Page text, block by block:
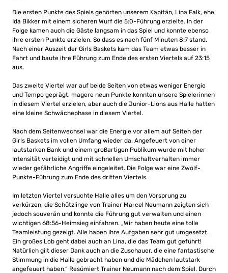
Die ersten Punkte des Spiels gehörten unserem Kapitän, Lina Falk, ehe
Ida Bikker mit einem sicheren Wurf die 5:0-Führung erzielte. In der
Folge kamen auch die Gäste langsam in das Spiel und konnte ebenso
ihre ersten Punkte erzielen. So dass es nach fünf Minuten 8:7 stand.
Nach einer Auszeit der Girls Baskets kam das Team etwas besser in
Fahrt und baute ihre Führung zum Ende des ersten Viertels auf 23:15
aus.
Das zweite Viertel war auf beide Seiten von etwas weniger Energie
und Tempo geprägt, magere neun Punkte konnten unsere Spielerinnen
in diesem Viertel erzielen, aber auch die Junior-Lions aus Halle hatten
eine kleine Schwächephase in diesem Viertel.
Nach dem Seitenwechsel war die Energie vor allem auf Seiten der
Girls Baskets im vollen Umfang wieder da. Angefeuert von einer
lautstarken Bank und einem großartigen Publikum wurde mit hoher
Intensität verteidigt und mit schnellen Umschaltverhalten immer
wieder gefährliche Angriffe eingeleitet. Die Folge war eine Zwölf-
Punkte-Führung zum Ende des dritten Viertels.
Im letzten Viertel versuchte Halle alles um den Vorsprung zu
verkürzen, die Schützlinge von Trainer Marcel Neumann zeigten sich
jedoch souverän und konnte die Führung gut verwalten und einen
wichtigen 68:56-Heimsieg einfahren. „Wir haben heute eine tolle
Teamleistung gezeigt. Alle haben ihre Aufgaben sehr gut umgesetzt.
Ein großes Lob geht dabei auch an Lina, die das Team gut geführt!
Natürlich gilt dieser Dank auch an die Zuschauer, die eine fantastische
Stimmung in die Halle gebracht haben und die Mädchen lautstark
angefeuert haben.“ Resümiert Trainer Neumann nach dem Spiel. Durch